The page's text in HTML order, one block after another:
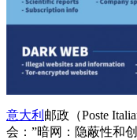
意大利 邮政（Poste
会：”暗网：隐蔽性和